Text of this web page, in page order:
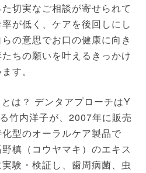
切実なご相談が寄せられて
が低く、ケアを後回しにし
の意思でお口の健康に向き
ちの願いを叶えるきっかけ
す。
は？ デンタアプローチはY
竹内洋子が、2007年に販売
型のオーラルケア製品で
槙（コウヤマキ）のエキス
験・検証し、歯周病菌、虫